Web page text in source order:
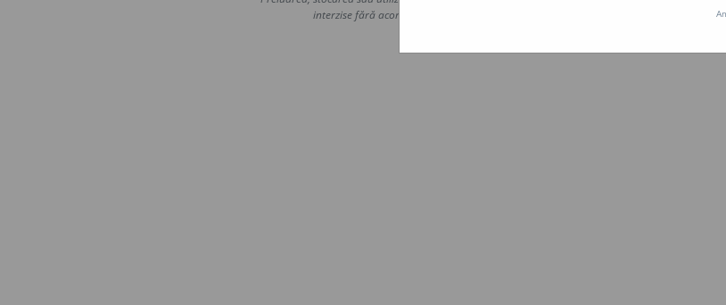
interzise fără acordul nostru prealabil scris, cu excepția seturilor de date oferite oficial